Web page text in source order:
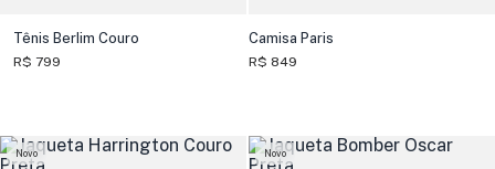
Tênis Berlim Couro
R$ 799
Camisa Paris
R$ 849
Novo Novo